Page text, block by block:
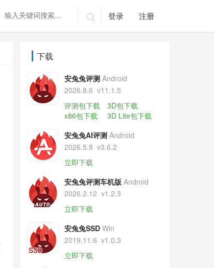
 登录 注册
下载
安兔兔评测 Android
2026.8.6 v11.1.5
评测包下载
3D包下载
x86包下载
3D Lite包下载
安兔兔AI评测 Android
2026.5.8 v3.6.2
立即下载
安兔兔评测车机版 Android
2026.2.12 v1.2.3
立即下载
安兔兔SSD Win
2019.11.6 v1.0.3
立即下载